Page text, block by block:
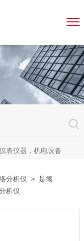
表仪器，机电设备
分析仪 > 是德
析仪